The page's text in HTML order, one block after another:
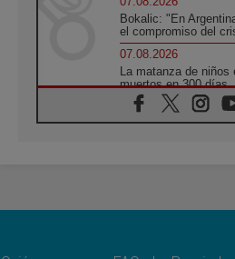
Bokalic: "En
el compromiso del
07.08.2026
La matanza de
muertos en 300 días
07.08.2026
Tagle: La guerra
como misión al